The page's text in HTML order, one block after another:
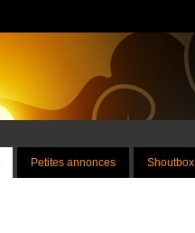
Petites annonces Shoutbox